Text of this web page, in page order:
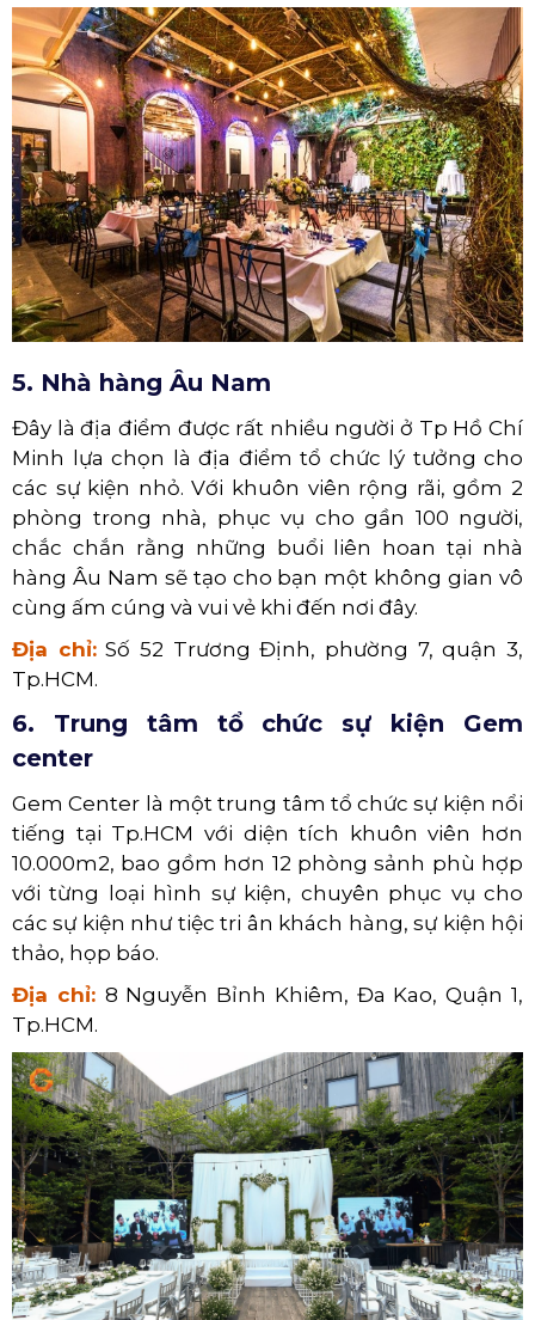
5. Nhà hàng Âu Nam
Đây là địa điểm được rất nhiều người ở Tp Hồ Chí
Minh lựa chọn là địa điểm tổ chức lý tưởng cho
các sự kiện nhỏ. Với khuôn viên rộng rãi, gồm 2
phòng trong nhà, phục vụ cho gần 100 người,
chắc chắn rằng những buổi liên hoan tại nhà
hàng Âu Nam sẽ tạo cho bạn một không gian vô
cùng ấm cúng và vui vẻ khi đến nơi đây.
Địa chỉ:Số 52 Trương Định, phường 7, quận 3,
Tp.HCM.
6. Trung tâm tổ chức sự kiện Gem
center
Gem Center là một trung tâm tổ chức sự kiện nổi
tiếng tại Tp.HCM với diện tích khuôn viên hơn
10.000m2, bao gồm hơn 12 phòng sảnh phù hợp
với từng loại hình sự kiện, chuyên phục vụ cho
các sự kiện như tiệc tri ân khách hàng, sự kiện hội
thảo, họp báo.
Địa chỉ: 8 Nguyễn Bỉnh Khiêm, Đa Kao, Quận 1,
Tp.HCM.